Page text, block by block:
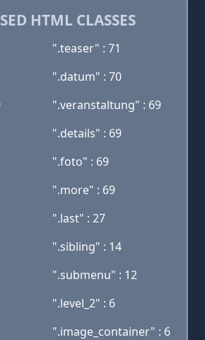
HTML CLASSES
".teaser" : 71
".datum" : 70
".veranstaltung" : 69
".details" : 69
".foto" : 69
".more" : 69
".last" : 27
".sibling" : 14
".submenu" : 12
".level_2" : 6
".image_container" : 6